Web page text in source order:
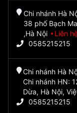
Chi nhánh Hà
38 phố Bạch
,Hà Nội
Liên
0585215215
Chi nhánh Hà
Chi nhánh HN:
Dừa, Hà Nội,
0585215215